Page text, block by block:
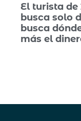
El turista de
busca solo
busca
más el